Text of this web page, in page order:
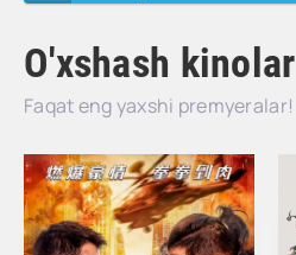
O'xshash kinolar
Faqat eng yaxshi premyeralar!